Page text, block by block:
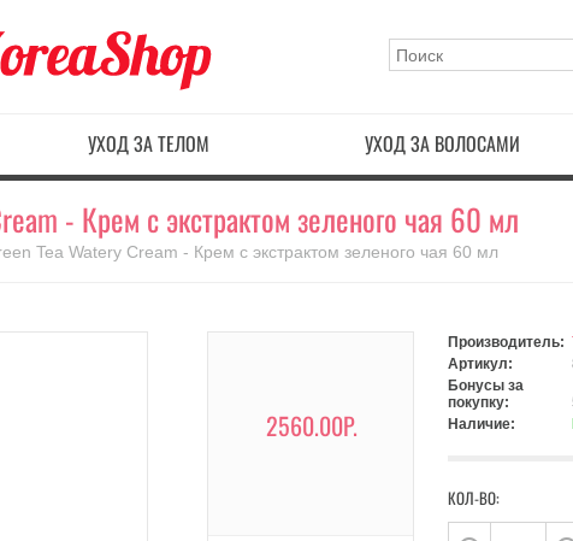
УХОД ЗА ТЕЛОМ УХОД ЗА ВОЛОСАМИ
- Крем с экстрактом зеленого чая 60 мл
Tea Watery Cream - Крем с экстрактом зеленого чая 60 мл
2560.00Р.
Производитель:
Артикул:
Бонусы за
покупку:
Наличие:
КОЛ-ВО: